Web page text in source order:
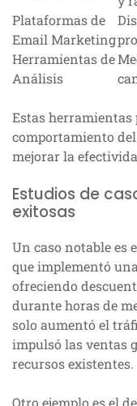
Plataformas de
Email Marketing
Herramientas de
Análisis
Estas herramientas
comportamiento
mejorar la
Estudios de
exitosas
Un caso notable es
que implementó
ofreciendo
durante horas de
solo aumentó el
impulsó las ventas
recursos existentes.
Otro ejemplo es el